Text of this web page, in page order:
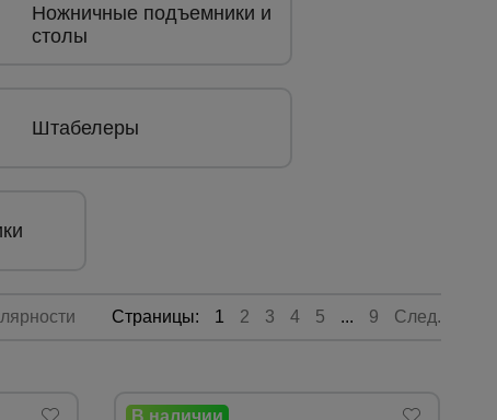
Ножничные подъемники и
столы
Штабелеры
Страницы: 1 2 3 4 5 ... 9 След.